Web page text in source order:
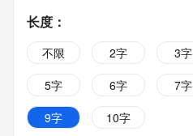
长度 ：
不限 2字 3字
5字
6字 7字
9字
10字